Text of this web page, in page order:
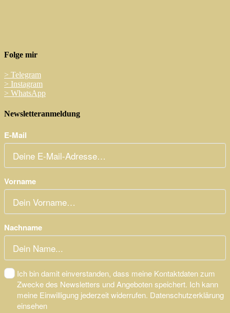
Folge mir
> Telegram
> Instagram
> WhatsApp
Newsletteranmeldung